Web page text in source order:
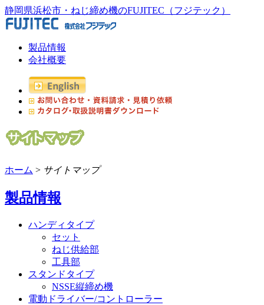
静岡県浜松市・ねじ締め機のFUJITEC（フジテック）
製品情報
会社概要
ホーム > サイトマップ
製品情報
ハンディタイプ
セット
ねじ供給部
工具部
スタンドタイプ
NSSE縦締め機
電動ドライバー/コントローラー